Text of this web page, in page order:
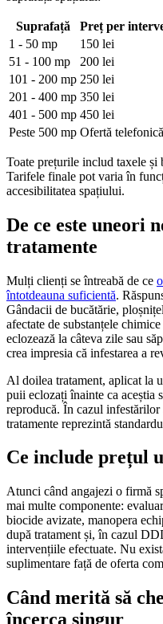
Suprafață
Preț per
1 - 50 mp
150 lei
51 - 100 mp
200 lei
101 - 200 mp 250 lei
201 - 400 mp 350 lei
401 - 500 mp 450 lei
Peste 500 mp Ofertă telefonică
Toate prețurile includ taxele și
Tarifele finale pot varia în
accesibilitatea spațiului.
De ce este uneori
tratamente
Mulți clienți se întreabă de ce
întotdeauna suficientă.
Gândacii de bucătărie,
afectate de substanțele
eclozează la câteva zile sau
crea impresia că infestarea a
Al doilea tratament, aplicat la
puii eclozați înainte ca aceștia
reproducă. În cazul
tratamente reprezintă
Ce include prețul
Atunci când angajezi o firmă
mai multe componente:
biocide avizate, manopera
după tratament și, în cazul
intervențiile efectuate. Nu
suplimentare față de oferta
Când merită să
încerca singur